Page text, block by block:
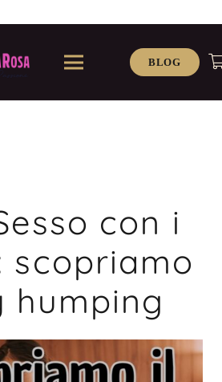
BLOG
con i
scopriamo
humping